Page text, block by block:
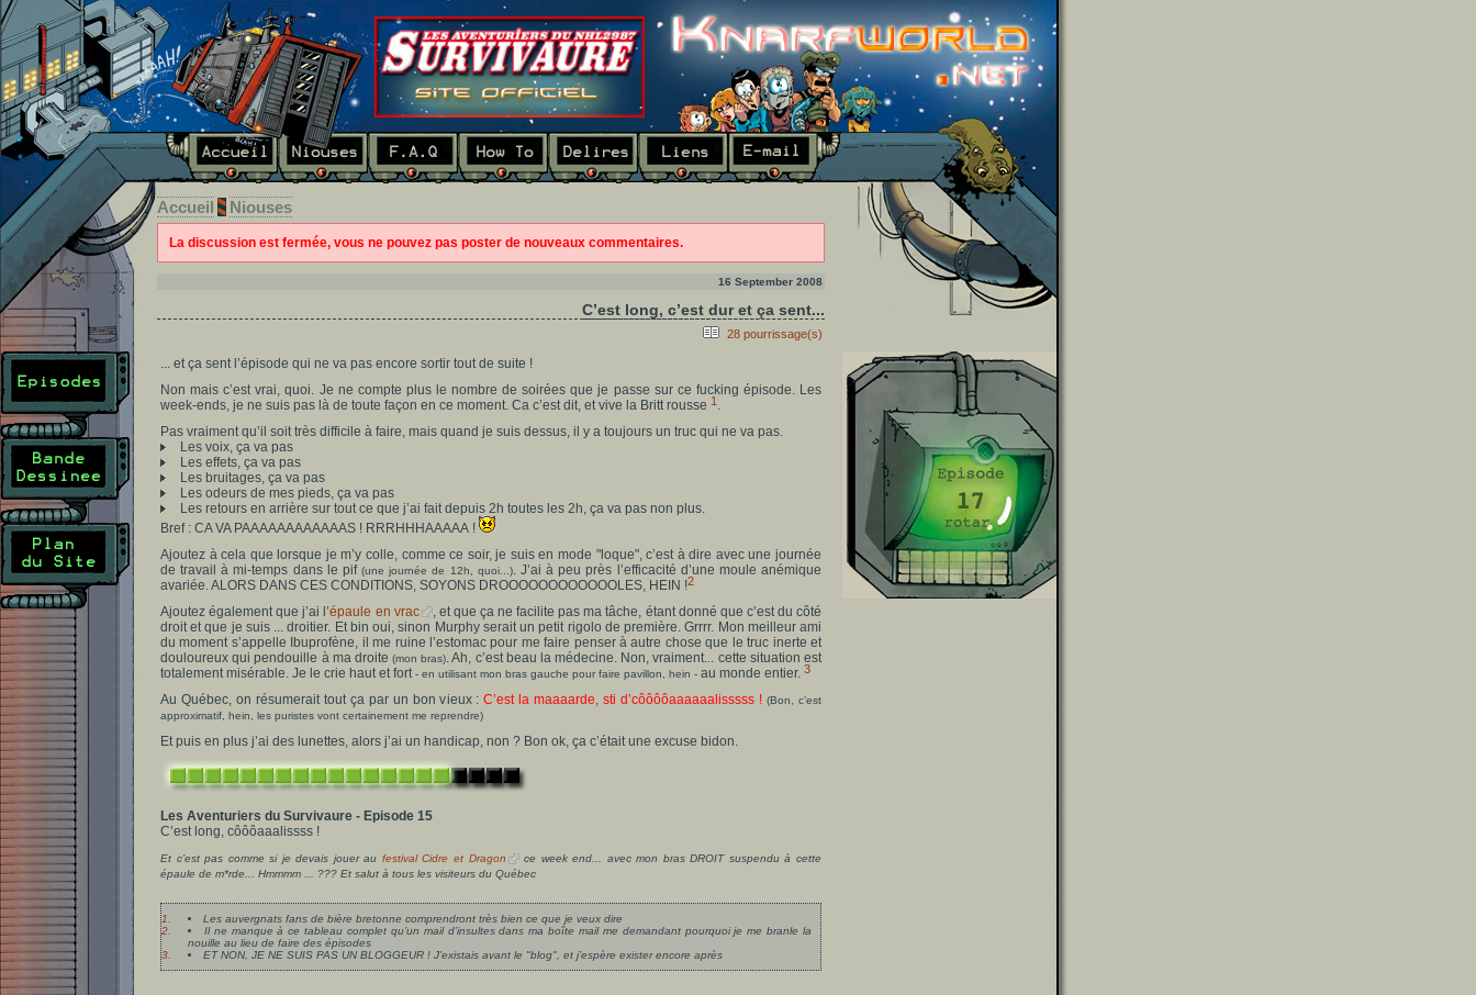
Accueil Niouses
La discussion est fermée, vous ne pouvez pas poster de nouveaux commentaires.
16 September 2008
C’est long, c’est dur et ça sent...
28 pourrissage(s)
... et ça sent l’épisode qui ne va pas encore sortir tout de suite !
Non mais c’est vrai, quoi. Je ne compte plus le nombre de soirées que je passe sur ce fucking épisode. Les
week-ends, je ne suis pas là de toute façon en ce moment. Ca c’est dit, et vive la Britt rousse 1 .
Pas vraiment qu’il soit très difficile à faire, mais quand je suis dessus, il y a toujours un truc qui ne va pas.
Les voix, ça va pas
Les effets, ça va pas
Les bruitages, ça va pas
Les odeurs de mes pieds, ça va pas
Les retours en arrière sur tout ce que j’ai fait depuis 2h toutes les 2h, ça va pas non plus.
Bref : CA VA PAAAAAAAAAAAAS ! RRRHHHAAAAA !
Ajoutez à cela que lorsque je m’y colle, comme ce soir, je suis en mode "loque", c’est à dire avec une journée
de travail à mi-temps dans le pif(une journée de 12h, quoi...). J’ai à peu près l’efficacité d’une moule anémique
avariée. ALORS DANS CES CONDITIONS, SOYONS DROOOOOOOOOOOOLES, HEIN !2
Ajoutez également que j’ai l’épaule en vrac
, et que ça ne facilite pas ma tâche, étant donné que c’est du côté
droit et que je suis ... droitier. Et bin oui, sinon Murphy serait un petit rigolo de première. Grrrr. Mon meilleur ami
du moment s’appelle Ibuprofène, il me ruine l’estomac pour me faire penser à autre chose que le truc inerte et
douloureux qui pendouille à ma droite(mon bras). Ah, c’est beau la médecine. Non, vraiment... cette situation est
totalement misérable. Je le crie haut et fort- en utilisant mon bras gauche pour faire pavillon, hein - au monde entier. 3
Au Québec, on résumerait tout ça par un bon vieux :C’est la maaaarde, sti d’côôôôaaaaaalisssss ! (Bon, c’est
approximatif, hein, les puristes vont certainement me reprendre)
Et puis en plus j’ai des lunettes, alors j’ai un handicap, non ? Bon ok, ça c’était une excuse bidon.
Les Aventuriers du Survivaure - Episode 15
C’est long, côôôaaalissss !
Et c’est pas comme si je devais jouer au festival Cidre et Dragon
ce week end... avec mon bras DROIT suspendu à cette
épaule de m*rde... Hmmmm ... ??? Et salut à tous les visiteurs du Québec
1.
Les auvergnats fans de bière bretonne comprendront très bien ce que je veux dire
2.
Il ne manque à ce tableau complet qu’un mail d’insultes dans ma boîte mail me demandant pourquoi je me branle la
nouille au lieu de faire des épisodes
3.
ET NON, JE NE SUIS PAS UN BLOGGEUR ! J’existais avant le "blog", et j’espère exister encore après